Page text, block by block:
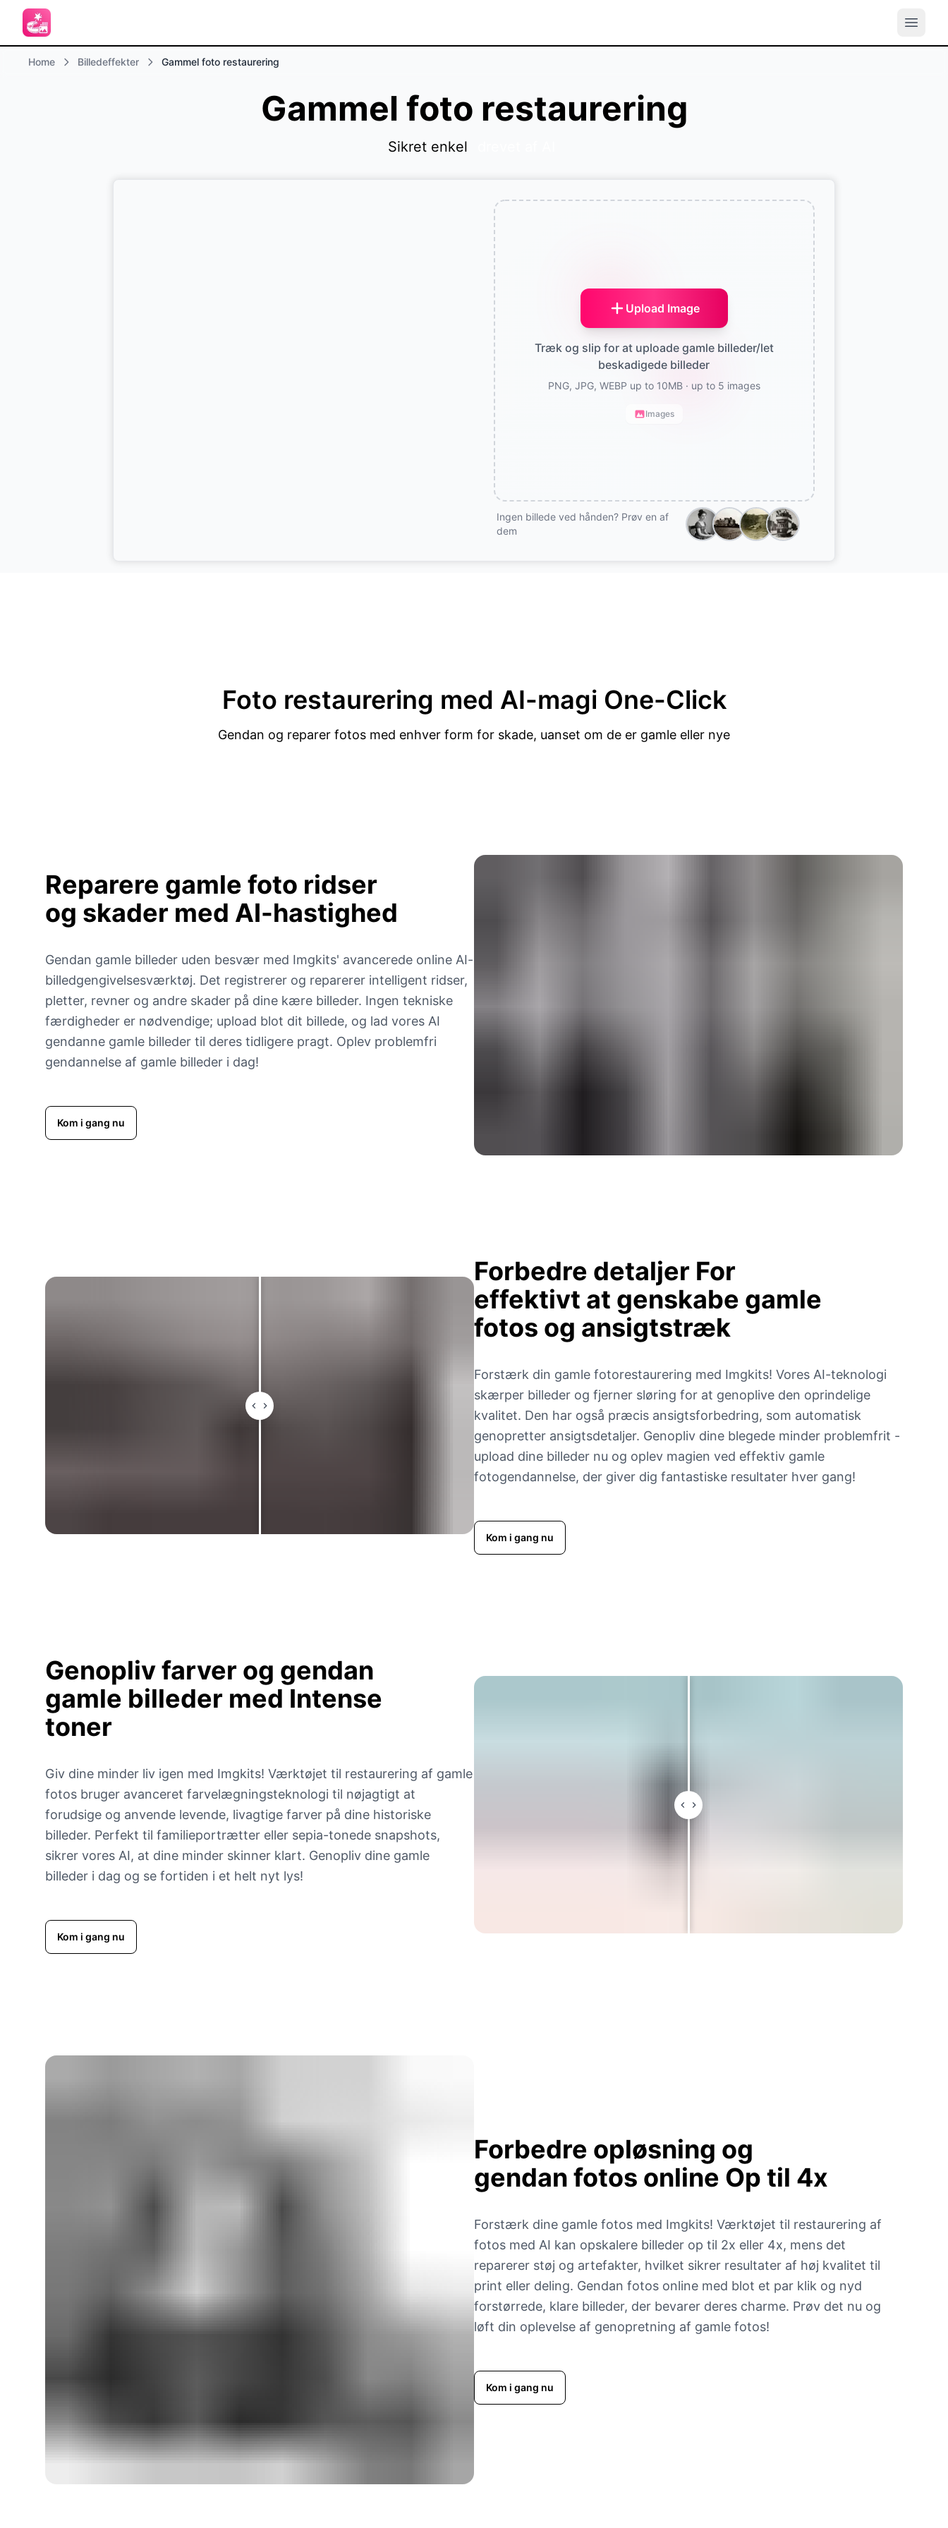
Home Billedeffekter Gammel foto restaurering
Gammel foto restaurering
Sikret enkel
Upload Image
Træk og slip for at uploade gamle billeder/let
beskadigede billeder
PNG, JPG, WEBP up to 10MB· up to 5 images
Images
Ingen billede ved hånden? Prøv en af
dem
Foto restaurering med AI-magi One-Click
Gendan og reparer fotos med enhver form for skade, uanset om de er gamle eller nye
Reparere gamle foto ridser
og skader med AI-hastighed
Gendan gamle billeder uden besvær med Imgkits' avancerede online AI-
billedgengivelsesværktøj. Det registrerer og reparerer intelligent ridser,
pletter, revner og andre skader på dine kære billeder. Ingen tekniske
færdigheder er nødvendige; upload blot dit billede, og lad vores AI
gendanne gamle billeder til deres tidligere pragt. Oplev problemfri
gendannelse af gamle billeder i dag!
Kom i gang nu
Forbedre detaljer For
effektivt at genskabe gamle
fotos og ansigtstræk
Forstærk din gamle fotorestaurering med Imgkits! Vores AI-teknologi
skærper billeder og fjerner sløring for at genoplive den oprindelige
kvalitet. Den har også præcis ansigtsforbedring, som automatisk
genopretter ansigtsdetaljer. Genopliv dine blegede minder problemfrit -
upload dine billeder nu og oplev magien ved effektiv gamle
fotogendannelse, der giver dig fantastiske resultater hver gang!
Kom i gang nu
Genopliv farver og gendan
gamle billeder med Intense
toner
Giv dine minder liv igen med Imgkits! Værktøjet til restaurering af gamle
fotos bruger avanceret farvelægningsteknologi til nøjagtigt at
forudsige og anvende levende, livagtige farver på dine historiske
billeder. Perfekt til familieportrætter eller sepia-tonede snapshots,
sikrer vores AI, at dine minder skinner klart. Genopliv dine gamle
billeder i dag og se fortiden i et helt nyt lys!
Kom i gang nu
Forbedre opløsning og
gendan fotos online Op til 4x
Forstærk dine gamle fotos med Imgkits! Værktøjet til restaurering af
fotos med AI kan opskalere billeder op til 2x eller 4x, mens det
reparerer støj og artefakter, hvilket sikrer resultater af høj kvalitet til
print eller deling. Gendan fotos online med blot et par klik og nyd
forstørrede, klare billeder, der bevarer deres charme. Prøv det nu og
løft din oplevelse af genopretning af gamle fotos!
Kom i gang nu